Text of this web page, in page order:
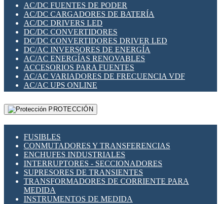
SWITCH Y MICROSWITCH
TARJETAS PI
UNIÓN Y DERIVACIÓN DE CABLE
PLACAS MODULARES IOT
SWITCHES Y REDES WIFI
SOLUCIONES IOT
SOLUCIONES LORAWAN
SOLUCIONES RED CELULAR
SEGURIDAD PARA REDES
SWITCHES LAN
TELEFONÍA IP (VOIP)
VIGILANCIA IP (CCTV)
MESHTASTIC
AC/DC FUENTES DE PODER
AC/DC CARGADORES DE BATERÍA
AC/DC DRIVERS LED
DC/DC CONVERTIDORES
DC/DC CONVERTIDORES DRIVER LED
DC/AC INVERSORES DE ENERGÍA
AC/AC ENERGÍAS RENOVABLES
ACCESORIOS PARA FUENTES
AC/AC VARIADORES DE FRECUENCIA VDF
AC/AC UPS ONLINE
PROTECCIÓN
FUSIBLES
CONMUTADORES Y TRANSFERENCIAS
ENCHUFES INDUSTRIALES
INTERRUPTORES - SECCIONADORES
SUPRESORES DE TRANSIENTES
TRANSFORMADORES DE CORRIENTE PARA
MEDIDA
INSTRUMENTOS DE MEDIDA